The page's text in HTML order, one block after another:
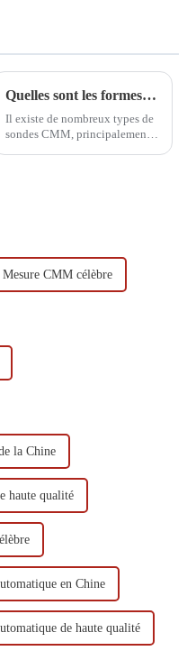
Quelles sont les formes de la plume de la sonde de mesure
Il existe de nombreux types de
sondes CMM, principalement
Mesure CMM célèbre
la Chine
haute qualité
en Chine
de haute qualité